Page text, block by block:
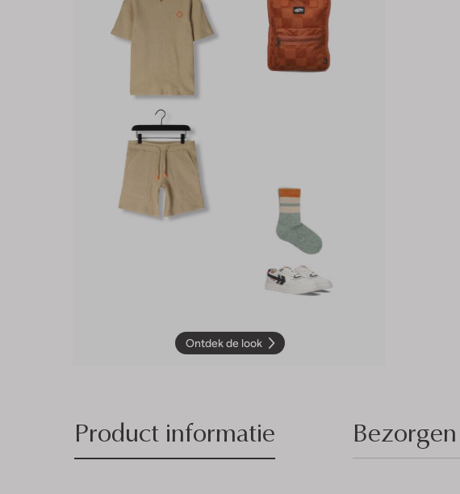
Ontdek de look
Product informatie